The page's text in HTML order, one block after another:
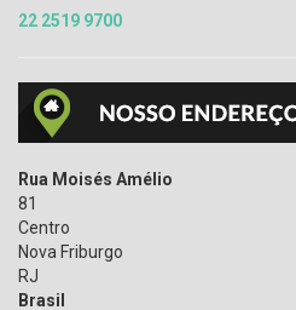
22 2519 9700
Rua Moisés Amélio
81
Centro
Nova Friburgo
RJ
Brasil